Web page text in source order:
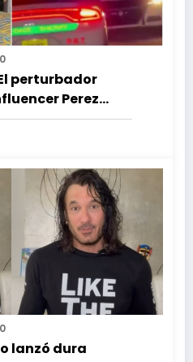
0
perturbador
Perez
fans a pedir
0
lanzó dura